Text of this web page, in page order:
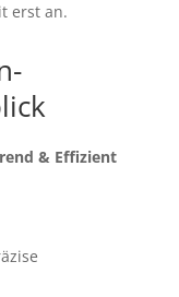
erst an.
& Effizient